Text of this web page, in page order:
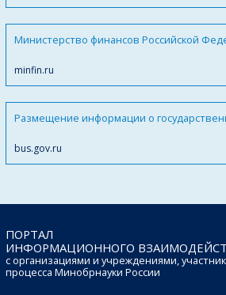
Министерство финансов Российской
minfin.ru
Размещение информации о
bus.gov.ru
ПОРТАЛ
ИНФОРМАЦИОННОГО
с организациями и учреждениями,
процесса Минобрнауки России